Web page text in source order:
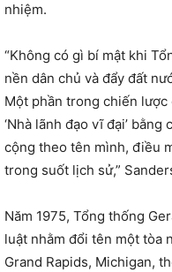
nhiệm.
“Không có gì bí mật khi
nền dân chủ và đẩy đất
Một phần trong chiến
‘Nhà lãnh đạo vĩ đại’
cộng theo tên mình, điều
trong suốt lịch sử,”
Năm 1975, Tổng thống
luật nhằm đổi tên một tòa
Grand Rapids, Michigan,